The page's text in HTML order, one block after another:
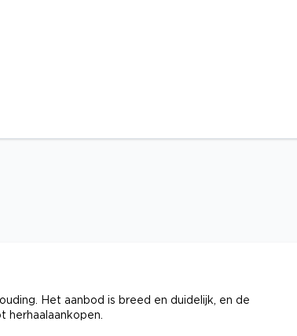
Het aanbod is breed en duidelijk, en de